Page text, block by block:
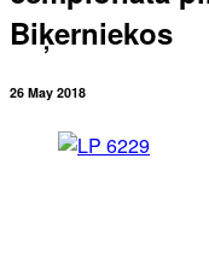
Biķerniekos
26 May 2018